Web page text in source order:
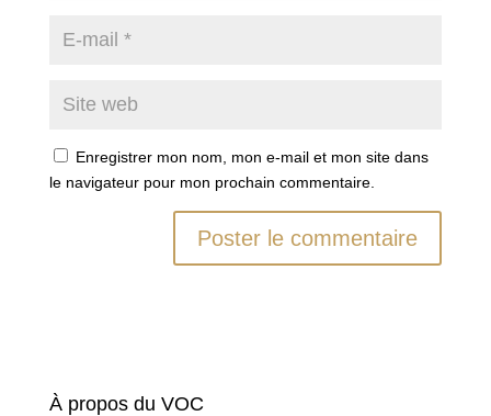
Enregistrer mon nom, mon e-mail et mon site dans
le navigateur pour mon prochain commentaire.
À propos du VOC